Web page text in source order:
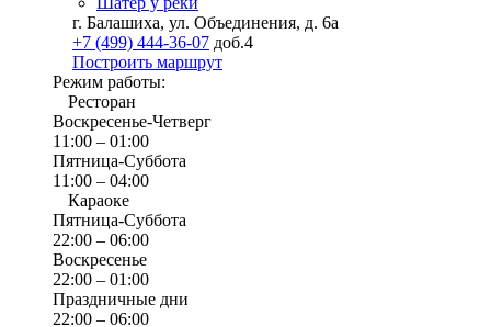
г. Балашиха, ул. Объединения, д. 6а
+7 (499) 444-36-07 доб.4
Построить маршрут
Режим работы:
Ресторан
Воскресенье-Четверг
11:00 – 01:00
Пятница-Суббота
11:00 – 04:00
Караоке
Пятница-Суббота
22:00 – 06:00
Воскресенье
22:00 – 01:00
Праздничные дни
22:00 – 06:00